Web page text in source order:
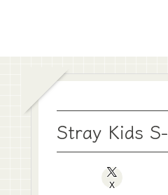
Stray Kids
X